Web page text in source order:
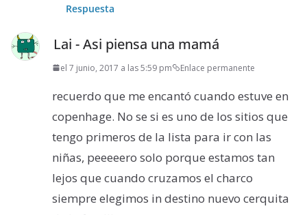
Respuesta
Lai - Asi piensa una mamá
el 7 junio, 2017 a las 5:59 pm Enlace permanente
recuerdo que me encantó cuando estuve en
copenhage. No se si es uno de los sitios que
tengo primeros de la lista para ir con las
niñas, peeeeero solo porque estamos tan
lejos que cuando cruzamos el charco
siempre elegimos in destino nuevo cerquita